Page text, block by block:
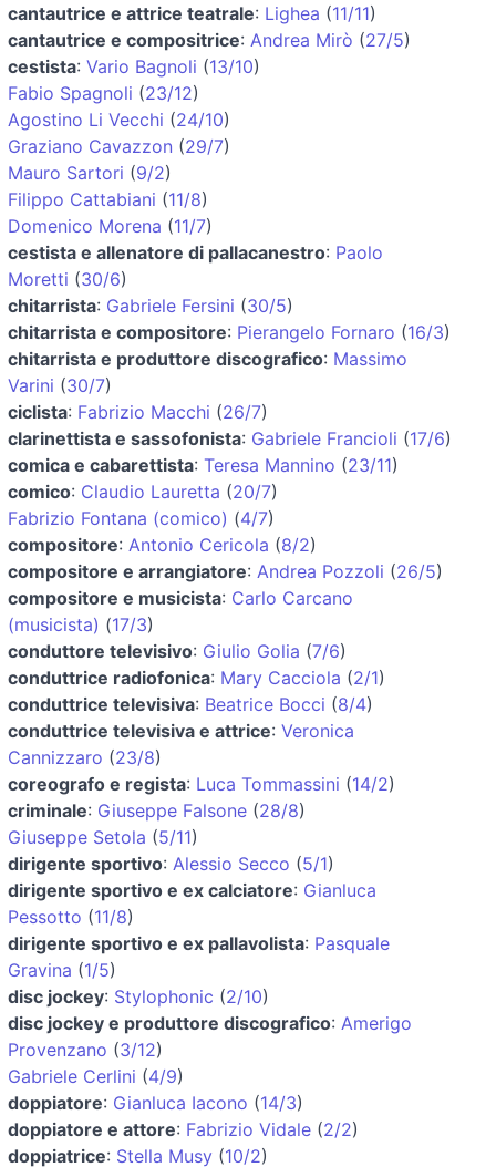
cantautrice e attrice teatrale: Lighea (11/11)
cantautrice e compositrice: Andrea Mirò (27/5)
cestista: Vario Bagnoli (13/10)
Fabio Spagnoli (23/12)
Agostino Li Vecchi (24/10)
Graziano Cavazzon (29/7)
Mauro Sartori (9/2)
Filippo Cattabiani (11/8)
Domenico Morena (11/7)
cestista e allenatore di pallacanestro: Paolo
Moretti (30/6)
chitarrista: Gabriele Fersini (30/5)
chitarrista e compositore: Pierangelo Fornaro (16/3)
chitarrista e produttore discografico: Massimo
Varini (30/7)
ciclista: Fabrizio Macchi (26/7)
clarinettista e sassofonista: Gabriele Francioli (17/6)
comica e cabarettista: Teresa Mannino (23/11)
comico: Claudio Lauretta (20/7)
Fabrizio Fontana (comico) (4/7)
compositore: Antonio Cericola (8/2)
compositore e arrangiatore: Andrea Pozzoli (26/5)
compositore e musicista: Carlo Carcano
(musicista) (17/3)
conduttore televisivo: Giulio Golia (7/6)
conduttrice radiofonica: Mary Cacciola (2/1)
conduttrice televisiva: Beatrice Bocci (8/4)
conduttrice televisiva e attrice: Veronica
Cannizzaro (23/8)
coreografo e regista: Luca Tommassini (14/2)
criminale: Giuseppe Falsone (28/8)
Giuseppe Setola (5/11)
dirigente sportivo: Alessio Secco (5/1)
dirigente sportivo e ex calciatore: Gianluca
Pessotto (11/8)
dirigente sportivo e ex pallavolista: Pasquale
Gravina (1/5)
disc jockey: Stylophonic (2/10)
disc jockey e produttore discografico: Amerigo
Provenzano (3/12)
Gabriele Cerlini (4/9)
doppiatore: Gianluca Iacono (14/3)
doppiatore e attore: Fabrizio Vidale (2/2)
doppiatrice: Stella Musy (10/2)